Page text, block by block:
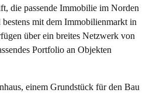
die passende Immobilie im Norden
mit dem Immobilienmarkt in
über ein breites Netzwerk von
Portfolio an Objekten
einem Grundstück für den Bau